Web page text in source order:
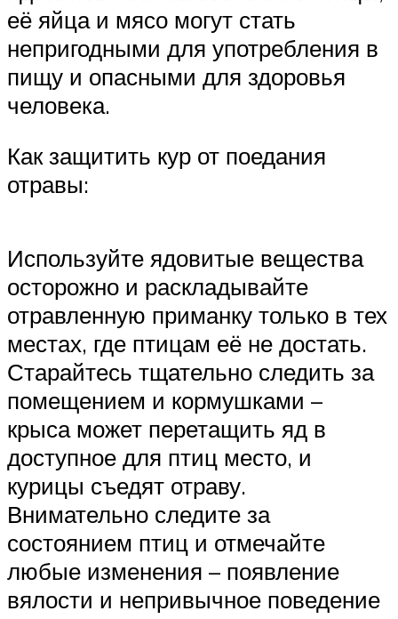
её яйца и мясо могут стать
непригодными для употребления в
пищу и опасными для здоровья
человека.
Как защитить кур от поедания
отравы:
Используйте ядовитые вещества
осторожно и раскладывайте
отравленную приманку только в тех
местах, где птицам её не достать.
Старайтесь тщательно следить за
помещением и кормушками –
крыса может перетащить яд в
доступное для птиц место, и
курицы съедят отраву.
Внимательно следите за
состоянием птиц и отмечайте
любые изменения – появление
вялости и непривычное поведение